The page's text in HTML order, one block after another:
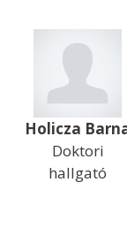
Holicza
Doktori
hallgató